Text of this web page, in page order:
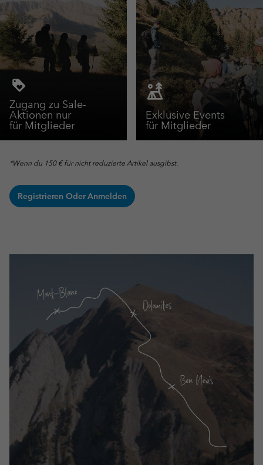
Zugang zu Sale-
Aktionen nur
für Mitglieder
Exklusive Events
für Mitglieder
*Wenn du 150 € für nicht reduzierte Artikel ausgibst.
Registrieren Oder Anmelden